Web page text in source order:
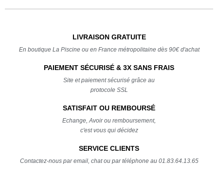
LIVRAISON GRATUITE
En boutique La Piscine ou en France métropolitaine dès 90€ d'achat
PAIEMENT SÉCURISÉ & 3X SANS FRAIS
Site et paiement sécurisé grâce au
protocole SSL
SATISFAIT OU REMBOURSÉ
Echange, Avoir ou remboursement,
c'est vous qui décidez
SERVICE CLIENTS
Contactez-nous par email, chat ou par téléphone au 01.83.64.13.65